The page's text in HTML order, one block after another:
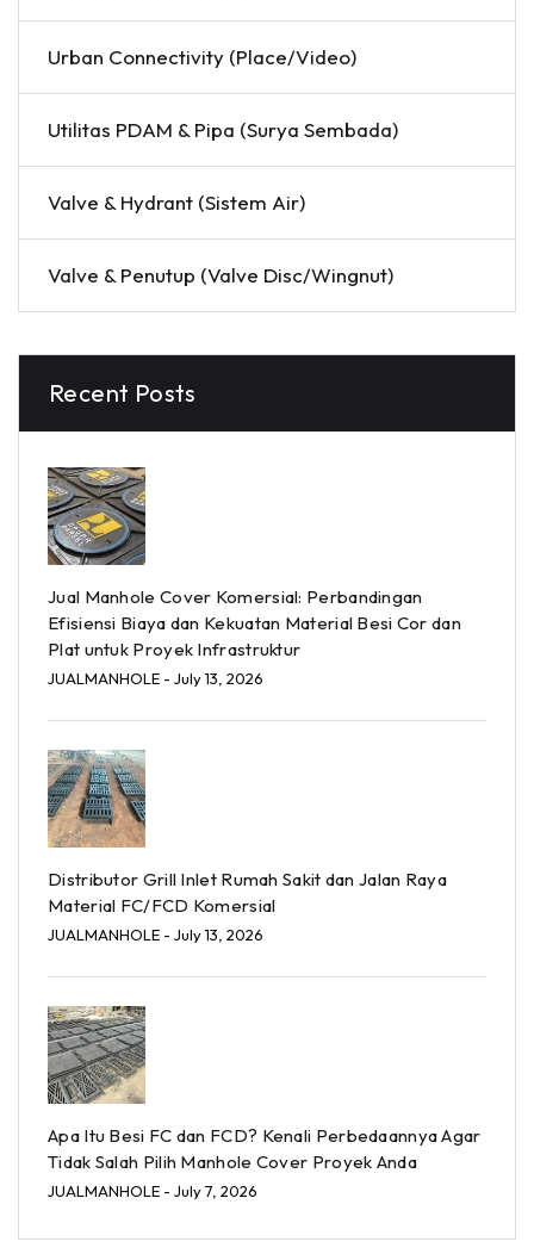
Urban Connectivity (Place/Video)
Utilitas PDAM & Pipa (Surya Sembada)
Valve & Hydrant (Sistem Air)
Valve & Penutup (Valve Disc/Wingnut)
Recent Posts
Jual Manhole Cover Komersial: Perbandingan
Efisiensi Biaya dan Kekuatan Material Besi Cor dan
Plat untuk Proyek Infrastruktur
JUALMANHOLE - July 13, 2026
Distributor Grill Inlet Rumah Sakit dan Jalan Raya
Material FC/FCD Komersial
JUALMANHOLE - July 13, 2026
Apa Itu Besi FC dan FCD? Kenali Perbedaannya Agar
Tidak Salah Pilih Manhole Cover Proyek Anda
JUALMANHOLE - July 7, 2026